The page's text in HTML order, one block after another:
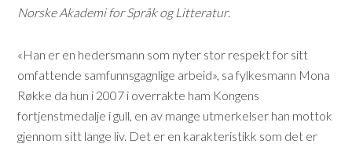
Norske Akademi for Språk og Litteratur.
«Han er en hedersmann som nyter stor respekt for sitt
omfattende samfunnsgagnlige arbeid», sa fylkesmann Mona
Røkke da hun i 2007 i overrakte ham Kongens
fortjenstmedalje i gull, en av mange utmerkelser han mottok
gjennom sitt lange liv. Det er en karakteristikk som det er